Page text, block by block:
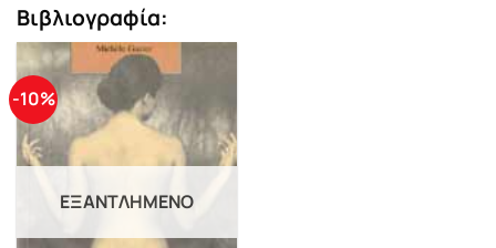
Βιβλιογραφία:
-10%
ΕΞΑΝΤΛΗΜΈΝΟ